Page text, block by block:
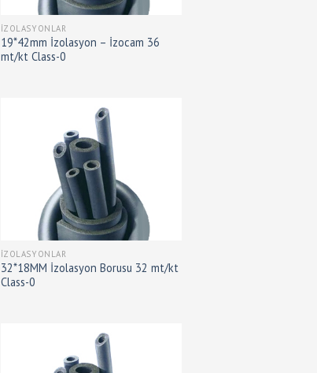
İZOLASYONLAR
19*42mm İzolasyon – İzocam 36
mt/kt Class-0
İZOLASYONLAR
32*18MM İzolasyon Borusu 32 mt/kt
Class-0